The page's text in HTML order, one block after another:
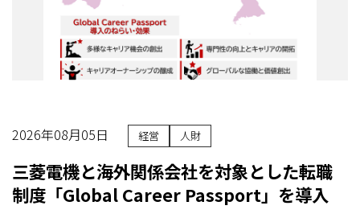
2026年08月05日 経営 人財
三菱電機と海外関係会社を対象とした転職
制度「Global Career Passport」を導入